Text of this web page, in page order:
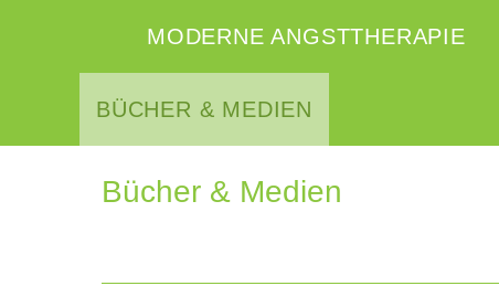
MODERNE ANGSTTHERAPIE
BÜCHER & MEDIEN
Bücher & Medien